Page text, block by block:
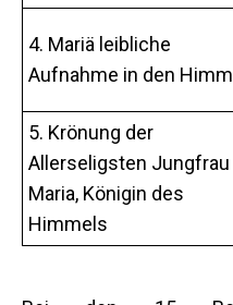
4. Mariä leibliche
Aufnahme in den
5. Krönung der
Allerseligsten Jungfrau
Maria, Königin des
Himmels